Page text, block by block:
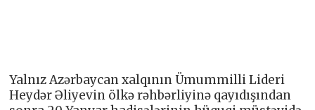
Yalnız Azərbaycan xalqının Ümummilli Lideri
Heydər Əliyevin ölkə rəhbərliyinə qayıdışından